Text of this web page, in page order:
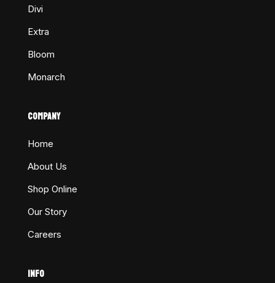
Divi
Extra
Bloom
Monarch
COMPANY
Home
About Us
Shop Online
Our Story
Careers
INFO